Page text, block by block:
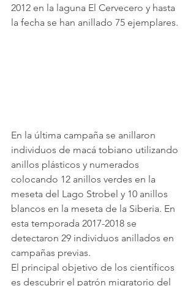
2012 en la laguna El Cervecero y hasta
la fecha se han anillado 75 ejemplares.
En la última campaña se anillaron
individuos de macá tobiano utilizando
anillos plásticos y numerados
colocando 12 anillos verdes en la
meseta del Lago Strobel y 10 anillos
blancos en la meseta de la Siberia. En
esta temporada 2017-2018 se
detectaron 29 individuos anillados en
campañas previas.
El principal objetivo de los científicos
es descubrir el patrón migratorio del